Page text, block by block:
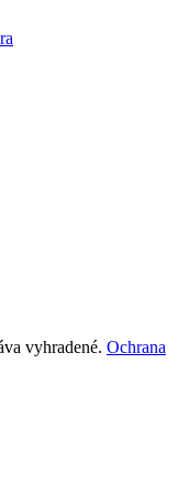
vyhradené. Ochrana